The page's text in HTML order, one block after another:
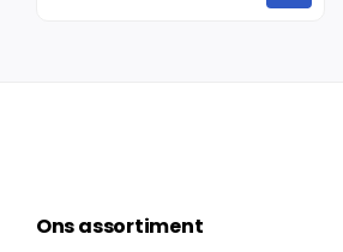
Ons assortiment